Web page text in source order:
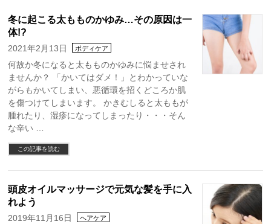
冬に起こる太もものかゆみ…その原因は一
体!?
2021年2月13日 ボディケア
何故か冬になると太もものかゆみに悩ませされ
ませんか？ 「かいてはダメ！」とわかっていな
がらもかいてしまい、悪循環を招くどころか肌
を傷つけてしまいます。 かきむしると太ももが
腫れたり、湿疹になってしまったり・・・そん
な辛い …
この記事を読む
頭皮オイルマッサージで元気な髪を手に入
れよう
2019年11月16日 ヘアケア